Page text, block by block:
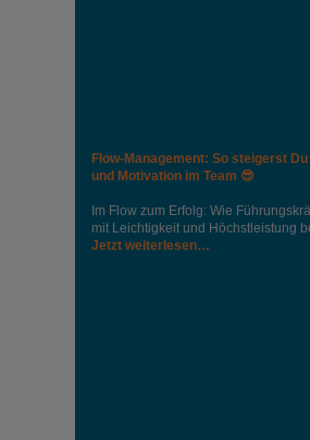
Flow-Management: So steigerst
und Motivation im Team 😎
Im Flow zum Erfolg: Wie
mit Leichtigkeit und Höchstleistung
Jetzt weiterlesen…